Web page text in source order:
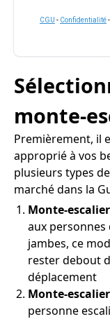
CGU - Confidentialité
monte-
Premièrement, il
approprié à vos
plusieurs types
marché dans la
Monte-
aux
jambes, ce
rester debout
déplacement
Monte-
personne